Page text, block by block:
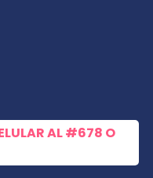
AL#678 O